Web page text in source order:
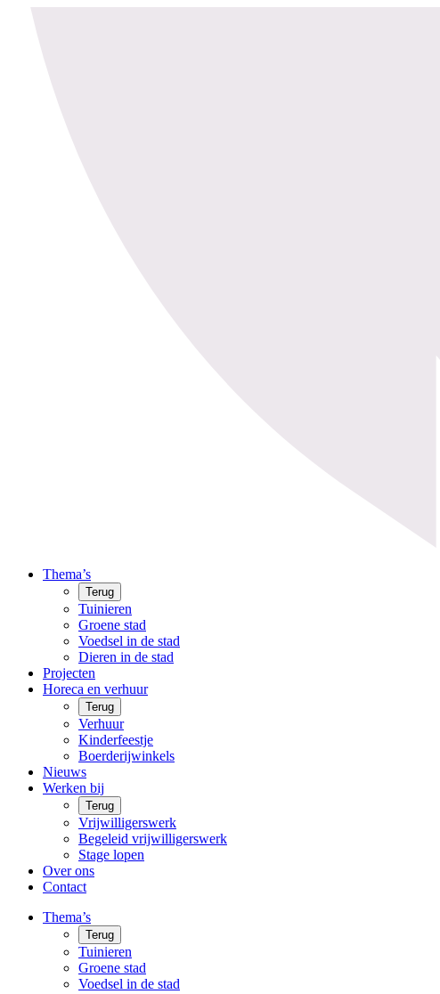
Thema’s
Terug
Tuinieren
Groene stad
Voedsel in de stad
Dieren in de stad
Projecten
Horeca en verhuur
Terug
Verhuur
Kinderfeestje
Boerderijwinkels
Nieuws
Werken bij
Terug
Vrijwilligerswerk
Begeleid vrijwilligerswerk
Stage lopen
Over ons
Contact
Thema’s
Terug
Tuinieren
Groene stad
Voedsel in de stad